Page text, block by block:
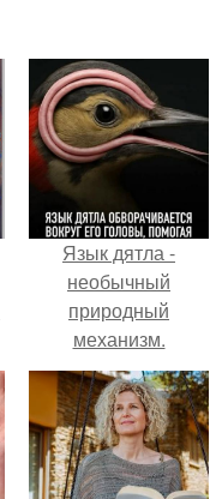
Язык дятла -
необычный
природный
механизм.